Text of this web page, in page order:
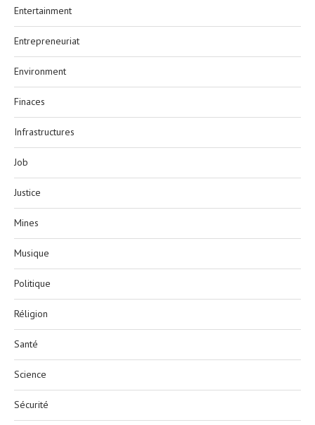
Entertainment
Entrepreneuriat
Environment
Finaces
Infrastructures
Job
Justice
Mines
Musique
Politique
Réligion
Santé
Science
Sécurité